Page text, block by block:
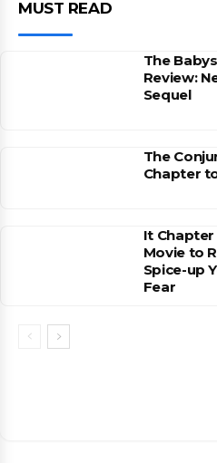
MUST READ
The
Review:
Sequel
The
Chapter
It
Movie to
Spice-up
Fear